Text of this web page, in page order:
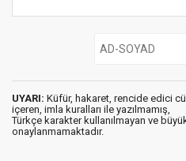
UYARI: Küfür, hakaret, rencide edici
içeren, imla kuralları ile yazılmamış,
Türkçe karakter kullanılmayan ve
onaylanmamaktadır.